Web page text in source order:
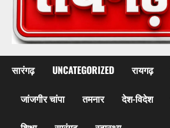
सारंगढ़ UNCATEGORIZED रायगढ़
जांजगीर चांपा तमनार देश-विदेश